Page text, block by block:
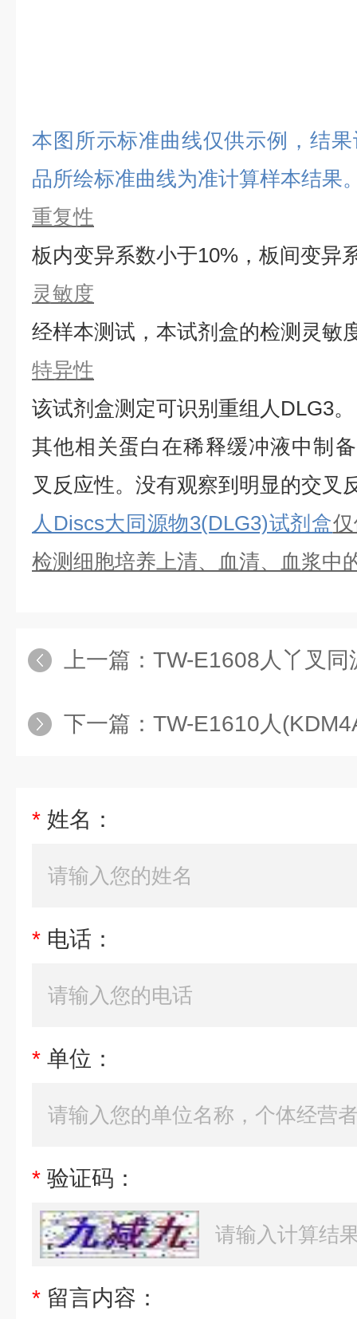
本图所示标准曲线仅供示例，结
品所绘标准曲线为准计算样本结果
重复性
板内变异系数小于10%，板间变异
灵敏度
经样本测试，本试剂盒的检测灵敏
特异性
该试剂盒测定可识别重组 人 DLG3。
其他相关蛋白在稀释缓冲液中制
叉反应性。没有观察到明显的交叉
人Discs大同源物3(DLG3)试剂盒
检测细胞培养上清、血清、血浆中
上一篇： TW-E1608人丫叉同源
下一篇： TW-E1610人
* 姓名：
* 电话：
* 单位：
* 验证码：
* 留言内容：